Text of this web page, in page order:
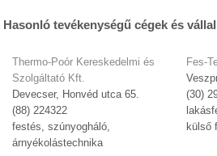
Hasonló tevékenységű cégek és
Thermo-Poór Kereskedelmi és
Szolgáltató Kft.
Devecser, Honvéd utca 65.
(88) 224322
festés, szúnyogháló,
árnyékolástechnika
Fes-
(30)
külső